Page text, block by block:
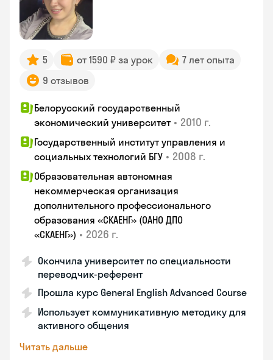
5 от 1590 ₽ за урок
7 лет опыта
9 отзывов
Белорусский государственный
экономический университет • 2010 г.
Государственный институт управления и
социальных технологий БГУ • 2008 г.
Образовательная автономная
некоммерческая организация
дополнительного профессионального
образования «СКАЕНГ» (ОАНО ДПО
«СКАЕНГ») • 2026 г.
Окончила университет по специальности
переводчик-референт
Прошла курс General English Advanced Course
Использует коммуникативную методику для
активного общения
Читать дальше